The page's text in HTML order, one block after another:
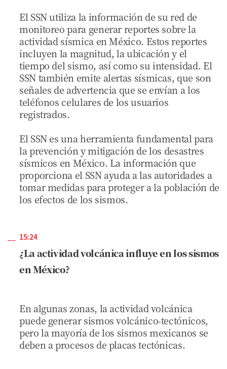
El SSN utiliza la información de su red de
monitoreo para generar reportes sobre la
actividad sísmica en México. Estos reportes
incluyen la magnitud, la ubicación y el
tiempo del sismo, así como su intensidad. El
SSN también emite alertas sísmicas, que son
señales de advertencia que se envían a los
teléfonos celulares de los usuarios
registrados.
El SSN es una herramienta fundamental para
la prevención y mitigación de los desastres
sísmicos en México. La información que
proporciona el SSN ayuda a las autoridades a
tomar medidas para proteger a la población de
los efectos de los sismos.
15:24
¿La actividad volcánica influye en los sismos
en México?
En algunas zonas, la actividad volcánica
puede generar sismos volcánico-tectónicos,
pero la mayoría de los sismos mexicanos se
deben a procesos de placas tectónicas.